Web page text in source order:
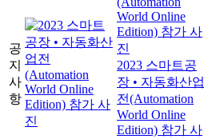
공
지
사
항
2023 스마트공
장 • 자동화산업
전(Automation
World Online
Edition) 참가 사